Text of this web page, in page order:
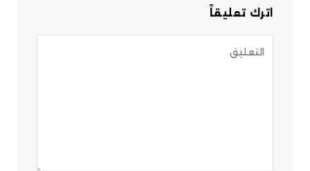
اترك تعليقاً